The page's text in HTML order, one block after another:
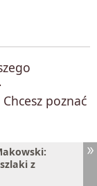
Chcesz poznać
z